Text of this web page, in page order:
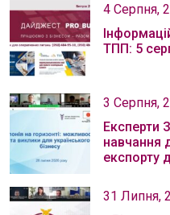
4 Серпня,
ТПП: 5
3 Серпня,
Експерти
навчання
експорту
31 Липня,